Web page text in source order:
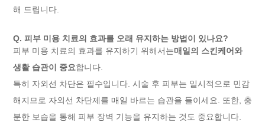
해 드립니다.
Q. 피부 미용 치료의 효과를 오래 유지하는 방법이 있나요?
피부 미용 치료의 효과를 유지하기 위해서는매일의 스킨케어와
생활 습관이 중요합니다.
특히 자외선 차단은 필수입니다. 시술 후 피부는 일시적으로 민감
해지므로 자외선 차단제를 매일 바르는 습관을 들이세요. 또한, 충
분한 보습을 통해 피부 장벽 기능을 유지하는 것도 중요합니다.